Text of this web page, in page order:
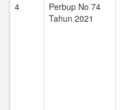
4
Perbup No 74
Tahun 2021